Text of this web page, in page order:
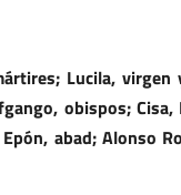
Lucila,
obispos; Cisa,
abad; Alonso